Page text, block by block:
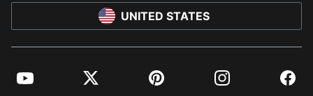
UNITED STATES
YouTube Twitter Pinterest Instagram